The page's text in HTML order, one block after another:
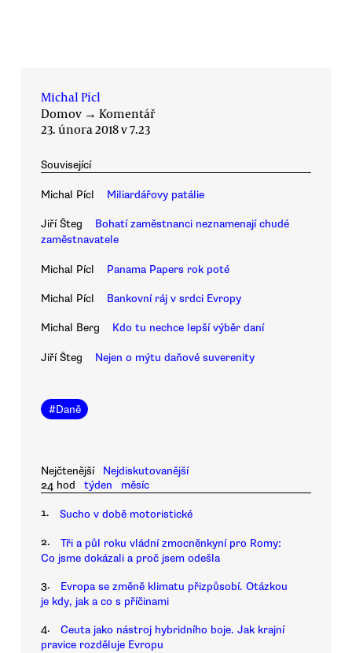
Michal Pícl
Domov → Komentář
23. února 2018 v 7.23
Související
Michal Pícl Miliardářovy patálie
Jiří Šteg
Bohatí zaměstnanci neznamenají chudé
zaměstnavatele
Michal Pícl Panama Papers rok poté
Michal Pícl Bankovní ráj v srdci Evropy
Michal Berg Kdo tu nechce lepší výběr daní
Jiří Šteg Nejen o mýtu daňové suverenity
#Daně
Nejčtenější
Nejdiskutovanější
24 hod
týden měsíc
1. Sucho v době motoristické
2.
Tři a půl roku vládní zmocněnkyní pro Romy:
Co jsme dokázali a proč jsem odešla
3.
Evropa se změně klimatu přizpůsobí. Otázkou
je kdy, jak a co s příčinami
4.
Ceuta jako nástroj hybridního boje. Jak krajní
pravice rozděluje Evropu